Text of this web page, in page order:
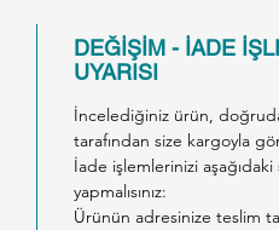
DEĞİŞİM - İADE
UYARISI
İncelediğiniz ürün,
tarafından size kargoyla
İade işlemlerinizi aşağıdaki
yapmalısınız:
Ürünün adresinize teslim